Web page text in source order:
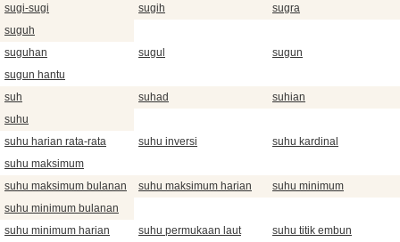
sugi-sugi sugih
sugra
suguh
suguhan
sugul
sugun
sugun hantu
suh
suhad
suhian
suhu
suhu harian rata-rata
suhu inversi
suhu kardinal
suhu maksimum
suhu maksimum bulanan
suhu maksimum harian
suhu minimum
suhu minimum bulanan
suhu minimum harian
suhu permukaan laut
suhu titik embun